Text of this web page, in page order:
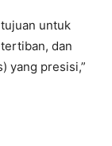
untuk
dan
yang presisi,”